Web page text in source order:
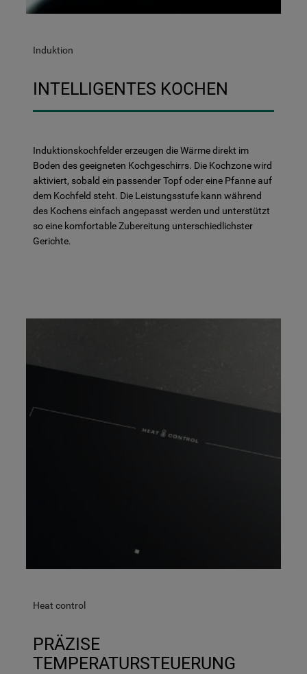
Induktion
INTELLIGENTES KOCHEN
Induktionskochfelder erzeugen die Wärme direkt im
Boden des geeigneten Kochgeschirrs. Die Kochzone wird
aktiviert, sobald ein passender Topf oder eine Pfanne auf
dem Kochfeld steht. Die Leistungsstufe kann während
des Kochens einfach angepasst werden und unterstützt
so eine komfortable Zubereitung unterschiedlichster
Gerichte.
Heat control
PRÄZISE
TEMPERATURSTEUERUNG